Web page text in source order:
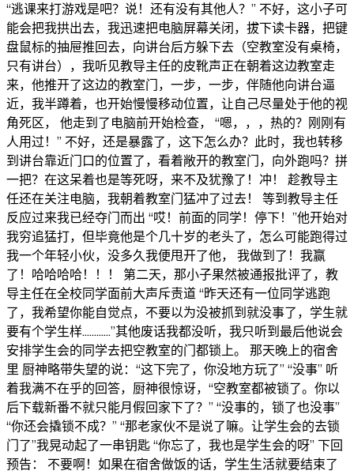
“逃课来打游戏是吧？说！还有没有其他人？” 不好，这小子可
能会把我拱出去，我迅速把电脑屏幕关闭，拔下读卡器，把键
盘鼠标的抽屉推回去，向讲台后方躲下去（空教室没有桌椅，
只有讲台），我听见教导主任的皮靴声正在朝着这边教室走
来，他推开了这边的教室门，一步，一步，伴随他向讲台逼
近，我半蹲着，也开始慢慢移动位置，让自己尽量处于他的视
角死区， 他走到了电脑前开始检查， “嗯，，，热的？刚刚有
人用过！” 不好，还是暴露了，这下怎么办？此时，我也转移
到讲台靠近门口的位置了，看着敞开的教室门，向外跑吗？拼
一把？在这呆着也是等死呀，来不及犹豫了！冲！ 趁教导主
任还在关注电脑，我朝着教室门猛冲了过去！ 等到教导主任
反应过来我已经夺门而出 “哎！前面的同学！停下！”他开始对
我穷追猛打，但毕竟他是个几十岁的老头了，怎么可能跑得过
我一个年轻小伙，没多久我便甩开了他， 我做到了！我赢
了！哈哈哈哈！！！ 第二天，那小子果然被通报批评了，教
导主任在全校同学面前大声斥责道 “昨天还有一位同学逃跑
了，我希望你能自觉点，不要以为没被抓到就没事了，学生就
要有个学生样…………”其他废话我都没听，我只听到最后他说会
安排学生会的同学去把空教室的门都锁上。 那天晚上的宿舍
里 厨神略带失望的说：“这下完了，你没地方玩了” “没事” 听
着我满不在乎的回答，厨神很惊讶，“空教室都被锁了。你以
后下载新番不就只能月假回家下了？” “没事的，锁了也没事”
“你还会撬锁不成？” “那老家伙不是说了嘛。让学生会的去锁
门了”我晃动起了一串钥匙 “你忘了，我也是学生会的呀” 下回
预告： 不要啊！如果在宿舍做饭的话，学生生活就要结束了